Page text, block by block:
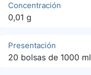
Concentración
0,01 g
Presentación
20 bolsas de 1000 ml